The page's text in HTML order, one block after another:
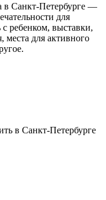
Санкт-Петербурге —
для
ребенком, выставки,
места для активного
в Санкт-Петербурге